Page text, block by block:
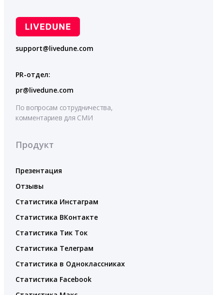
support@livedune.com
PR-отдел:
pr@livedune.com
По вопросам сотрудничества,
комментариев для СМИ
Продукт
Презентация
Отзывы
Статистика Инстаграм
Статистика ВКонтакте
Статистика Тик Ток
Статистика Телеграм
Статистика в Одноклассниках
Статистика Facebook